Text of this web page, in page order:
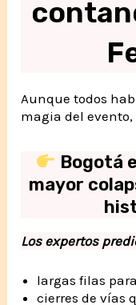
Aunque todos
magia del
Bogotá
mayor
Los expertos
largas filas
cierres de vías